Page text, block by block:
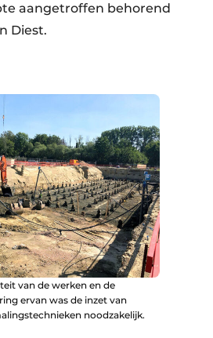
aangetroffen behorend
Diest.
van de werken en de
ervan was de inzet van
noodzakelijk.